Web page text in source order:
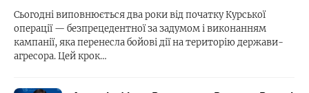
Сьогодні виповнюється два роки від початку Курської
операції — безпрецедентної за задумом і виконанням
кампанії, яка перенесла бойові дії на територію держави-
агресора. Цей крок…